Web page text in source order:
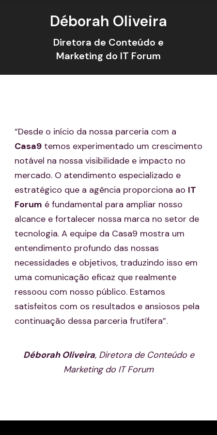
Déborah Oliveira
Diretora de Conteúdo e
Marketing do IT Forum
“Desde o início da nossa parceria com a
Casa9 temos experimentado um crescimento
notável na nossa visibilidade e impacto no
mercado. O atendimento especializado e
estratégico que a agência proporciona ao IT
Forum é fundamental para ampliar nosso
alcance e fortalecer nossa marca no setor de
tecnologia. A equipe da Casa9 mostra um
entendimento profundo das nossas
necessidades e objetivos, traduzindo isso em
uma comunicação eficaz que realmente
ressoou com nosso público. Estamos
satisfeitos com os resultados e ansiosos pela
continuação dessa parceria frutífera”.
Déborah Oliveira, Diretora de Conteúdo e
Marketing do IT Forum